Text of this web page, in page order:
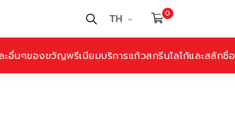
TH 0
ะอื่นๆของขวัญพรีเมียมบริการแก้วสกรีนโลโก้และสลักชื่อ